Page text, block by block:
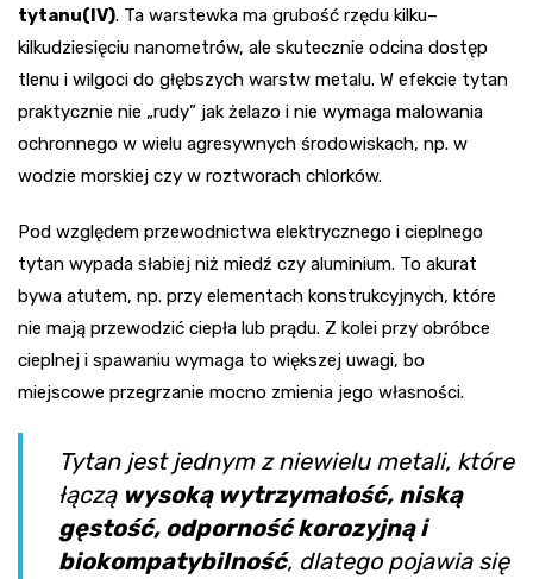
tytanu(IV). Ta warstewka ma grubość rzędu kilku–
kilkudziesięciu nanometrów, ale skutecznie odcina dostęp
tlenu i wilgoci do głębszych warstw metalu. W efekcie tytan
praktycznie nie „rudy” jak żelazo i nie wymaga malowania
ochronnego w wielu agresywnych środowiskach, np. w
wodzie morskiej czy w roztworach chlorków.
Pod względem przewodnictwa elektrycznego i cieplnego
tytan wypada słabiej niż miedź czy aluminium. To akurat
bywa atutem, np. przy elementach konstrukcyjnych, które
nie mają przewodzić ciepła lub prądu. Z kolei przy obróbce
cieplnej i spawaniu wymaga to większej uwagi, bo
miejscowe przegrzanie mocno zmienia jego własności.
Tytan jest jednym z niewielu metali, które
łączą wysoką wytrzymałość, niską
gęstość, odporność korozyjną i
biokompatybilność, dlatego pojawia się